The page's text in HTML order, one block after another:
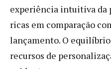
experiência intuitiva da
ricas em comparação
lançamento. O
recursos de